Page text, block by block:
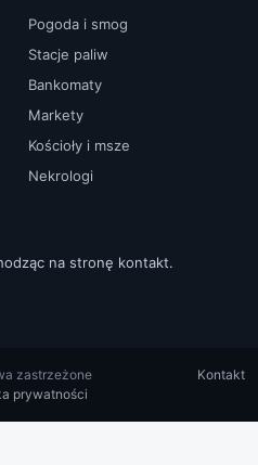
Pogoda i smog
Stacje paliw
Bankomaty
Markety
Kościoły i msze
Nekrologi
na stronę kontakt.
zastrzeżone
Kontakt
prywatności